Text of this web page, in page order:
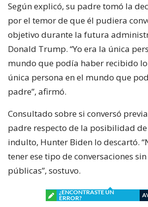
Según explicó, su padre tomó la
por el temor de que él pudiera
objetivo durante la futura
Donald Trump. “Yo era la única
mundo que podía haber recibido
única persona en el mundo que
padre”, afirmó.
Consultado sobre si conversó
padre respecto de la posibilidad
indulto, Hunter Biden lo descartó.
tener ese tipo de conversaciones
públicas”, sostuvo.
¿ENCONTRASTE UN
ERROR?